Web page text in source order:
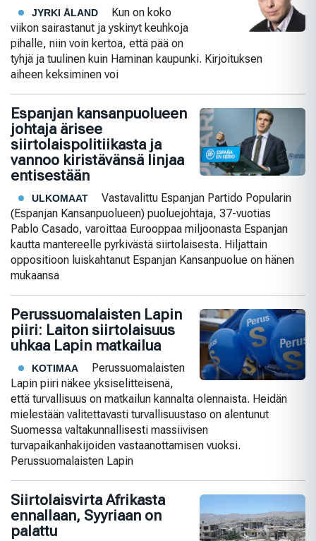
JYRKI ÅLAND
Kun on koko
viikon sairastanut ja yskinyt keuhkoja
pihalle, niin voin kertoa, että pää on
tyhjä ja tuulinen kuin Haminan kaupunki. Kirjoituksen
aiheen keksiminen voi
Espanjan kansanpuolueen
johtaja ärisee
siirtolaispolitiikasta ja
vannoo kiristävänsä linjaa
entisestään
ULKOMAAT
Vastavalittu Espanjan Partido Popularin
(Espanjan Kansanpuolueen) puoluejohtaja, 37-vuotias
Pablo Casado, varoittaa Eurooppaa miljoonasta Espanjan
kautta mantereelle pyrkivästä siirtolaisesta. Hiljattain
oppositioon luiskahtanut Espanjan Kansanpuolue on hänen
mukaansa
Perussuomalaisten Lapin
piiri: Laiton siirtolaisuus
uhkaa Lapin matkailua
KOTIMAA
Perussuomalaisten
Lapin piiri näkee yksiselitteisenä,
että turvallisuus on matkailun kannalta olennaista. Heidän
mielestään valitettavasti turvallisuustaso on alentunut
Suomessa valtakunnallisesti massiivisen
turvapaikanhakijoiden vastaanottamisen vuoksi.
Perussuomalaisten Lapin
Siirtolaisvirta Afrikasta
ennallaan, Syyriaan on
palattu